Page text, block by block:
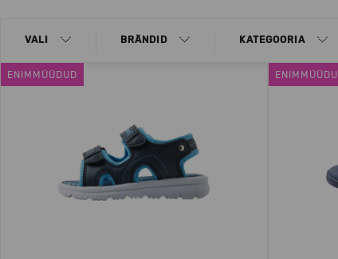
VALI BRÄNDID KATEGOORIA
ENIMMÜÜDUD